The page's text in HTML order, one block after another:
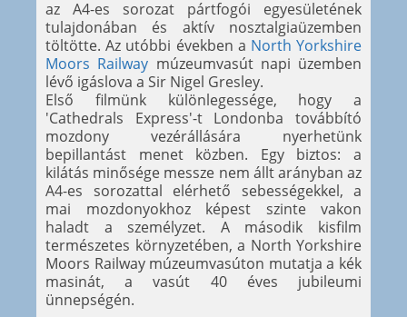
az A4-es sorozat pártfogói egyesületének
tulajdonában és aktív nosztalgiaüzemben
töltötte. Az utóbbi években a North Yorkshire
Moors Railway múzeumvasút napi üzemben
lévő igáslova a Sir Nigel Gresley.
Első filmünk különlegessége, hogy a
'Cathedrals Express'-t Londonba továbbító
mozdony vezérállására nyerhetünk
bepillantást menet közben. Egy biztos: a
kilátás minősége messze nem állt arányban az
A4-es sorozattal elérhető sebességekkel, a
mai mozdonyokhoz képest szinte vakon
haladt a személyzet. A második kisfilm
természetes környzetében, a North Yorkshire
Moors Railway múzeumvasúton mutatja a kék
masinát, a vasút 40 éves jubileumi
ünnepségén.